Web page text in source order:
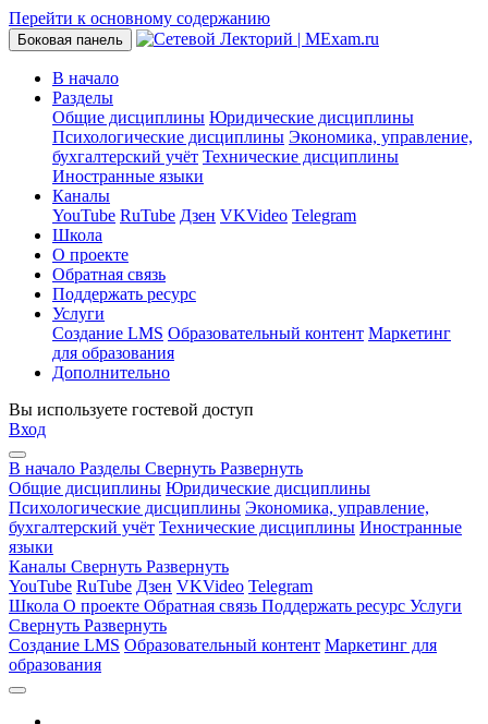
Перейти к основному содержанию
Боковая панель
В начало
Разделы
Общие дисциплины Юридические дисциплины
Психологические дисциплины Экономика, управление,
бухгалтерский учёт Технические дисциплины
Иностранные языки
Каналы
YouTube RuTube Дзен VKVideo Telegram
Школа
О проекте
Обратная связь
Поддержать ресурс
Услуги
Создание LMS Образовательный контент Маркетинг
для образования
Дополнительно
Вы используете гостевой доступ
Вход
В начало Разделы Свернуть Развернуть
Общие дисциплины Юридические дисциплины
Психологические дисциплины Экономика, управление,
бухгалтерский учёт Технические дисциплины Иностранные
языки
Каналы Свернуть Развернуть
YouTube RuTube Дзен VKVideo Telegram
Школа О проекте Обратная связь Поддержать ресурс Услуги
Свернуть Развернуть
Создание LMS Образовательный контент Маркетинг для
образования